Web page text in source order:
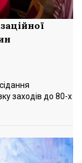
заходів до 80-х